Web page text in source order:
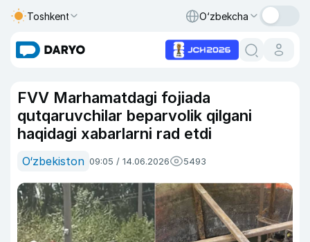
Toshkent O‘zbekcha
FVV Marhamatdagi fojiada
qutqaruvchilar beparvolik qilgani
haqidagi xabarlarni rad etdi
O‘zbekiston 09:05 / 14.06.2026 5493